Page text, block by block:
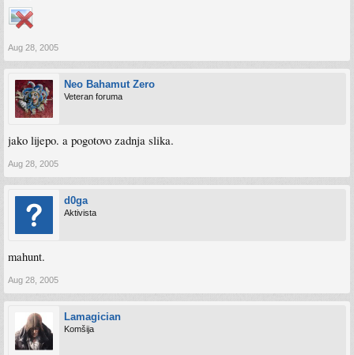
Aug 28, 2005
Neo Bahamut Zero
Veteran foruma
jako lijepo. a pogotovo zadnja slika.
Aug 28, 2005
d0ga
Aktivista
mahunt.
Aug 28, 2005
Lamagician
Komšija